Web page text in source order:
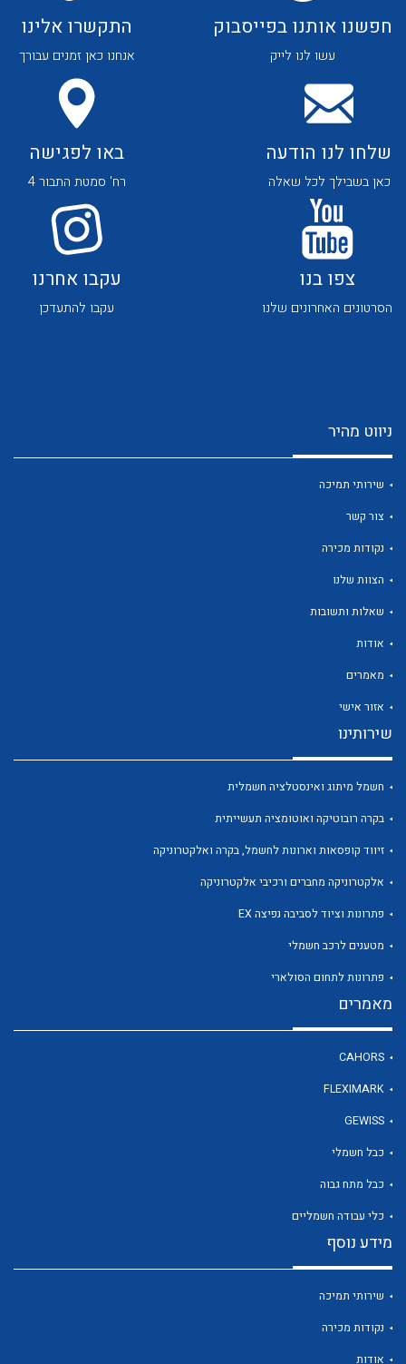
לכל מוצרי היצרן לכל מוצרי היצרן
לכל מוצרי היצרן לכל מוצרי היצרן
לכל מוצרי היצרן
לכל מוצרי היצרן
חפשנו אותנו בפייסבוק
עשו לנו לייק
התקשרו אלינו
אנחנו כאן זמנים עבורך
שלחו לנו הודעה
כאן בשבילך לכל שאלה
באו לפגישה
רח' סמטת התבור 4
צפו בנו
הסרטונים האחרונים שלנו
עקבו אחרנו
עקבו להתעדכן
ניווט מהיר
שירותי תמיכה
צור קשר
נקודות מכירה
הצוות שלנו
שאלות ותשובות
אודות
מאמרים
אזור אישי
שירותינו
חשמל מיתוג ואינסטלציה חשמלית
בקרה רובוטיקה ואוטומציה תעשייתית
זיווד קופסאות וארונות לחשמל, בקרה ואלקטרוניקה
אלקטרוניקה מחברים ורכיבי אלקטרוניקה
פתרונות וציוד לסביבה נפיצה EX
מטענים לרכב חשמלי
פתרונות לתחום הסולארי
מאמרים
CAHORS
FLEXIMARK
GEWISS
כבל חשמלי
כבל מתח גבוה
כלי עבודה חשמליים
מידע נוסף
שירותי תמיכה
נקודות מכירה
אודות